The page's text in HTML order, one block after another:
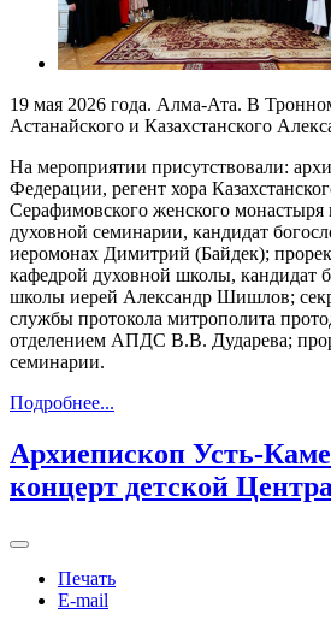
19 мая 2026 года. Алма-Ата. В
Астанайского и Казахстанского
На мероприятии присутствовали:
Федерации, регент хора
Серафимовского женского
духовной семинарии, кандидат
иеромонах Димитрий (Байдек);
кафедрой духовной школы, кандидат
школы иерей Александр Шишлов;
службы протокола митрополита
отделением АПДС В.В. Дударева;
семинарии.
Подробнее...
Архиепископ Усть-
концерт детской
Печать
E-mail